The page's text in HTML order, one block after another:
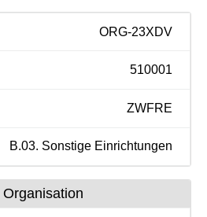
ORG-23XDV
510001
ZWFRE
B.03. Sonstige Einrichtungen